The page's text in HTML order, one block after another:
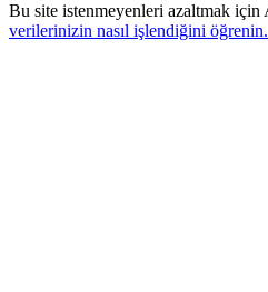
Bu site istenmeyenleri azaltmak için
verilerinizin nasıl işlendiğini öğrenin.